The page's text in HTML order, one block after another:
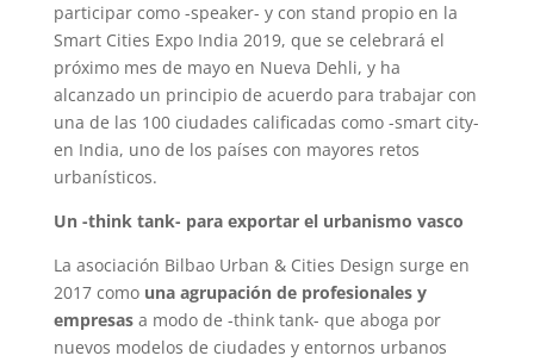
participar como -speaker- y con stand propio en la
Smart Cities Expo India 2019, que se celebrará el
próximo mes de mayo en Nueva Dehli, y ha
alcanzado un principio de acuerdo para trabajar con
una de las 100 ciudades calificadas como -smart city-
en India, uno de los países con mayores retos
urbanísticos.
Un -think tank- para exportar el urbanismo vasco
La asociación Bilbao Urban & Cities Design surge en
2017 como una agrupación de profesionales y
empresas a modo de -think tank- que aboga por
nuevos modelos de ciudades y entornos urbanos